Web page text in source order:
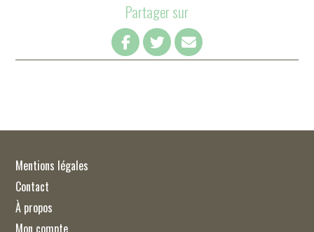
Partager sur
Mentions légales
Contact
À propos
Mon compte